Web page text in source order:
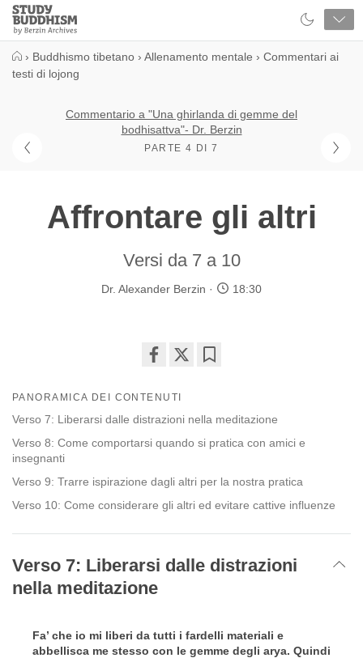
Close
Study
Buddhism
› Buddhismo tibetano › Allenamento mentale › Commentari ai
testi di lojong
Commentario a "Una ghirlanda di gemme del
bodhisattva"- Dr. Berzin
PARTE 4 DI 7
Affrontare gli altri
Versi da 7 a 10
Dr. Alexander Berzin 18:30
on
facebook
PANORAMICA DEI CONTENUTI
Verso 7: Liberarsi dalle distrazioni nella meditazione
Verso 8: Come comportarsi quando si pratica con amici e
insegnanti
Verso 9: Trarre ispirazione dagli altri per la nostra pratica
Verso 10: Come considerare gli altri ed evitare cattive influenze
Verso 7: Liberarsi dalle distrazioni
nella meditazione
Fa’ che io mi liberi da tutti i fardelli materiali e
abbellisca me stesso con le gemme degli arya. Quindi